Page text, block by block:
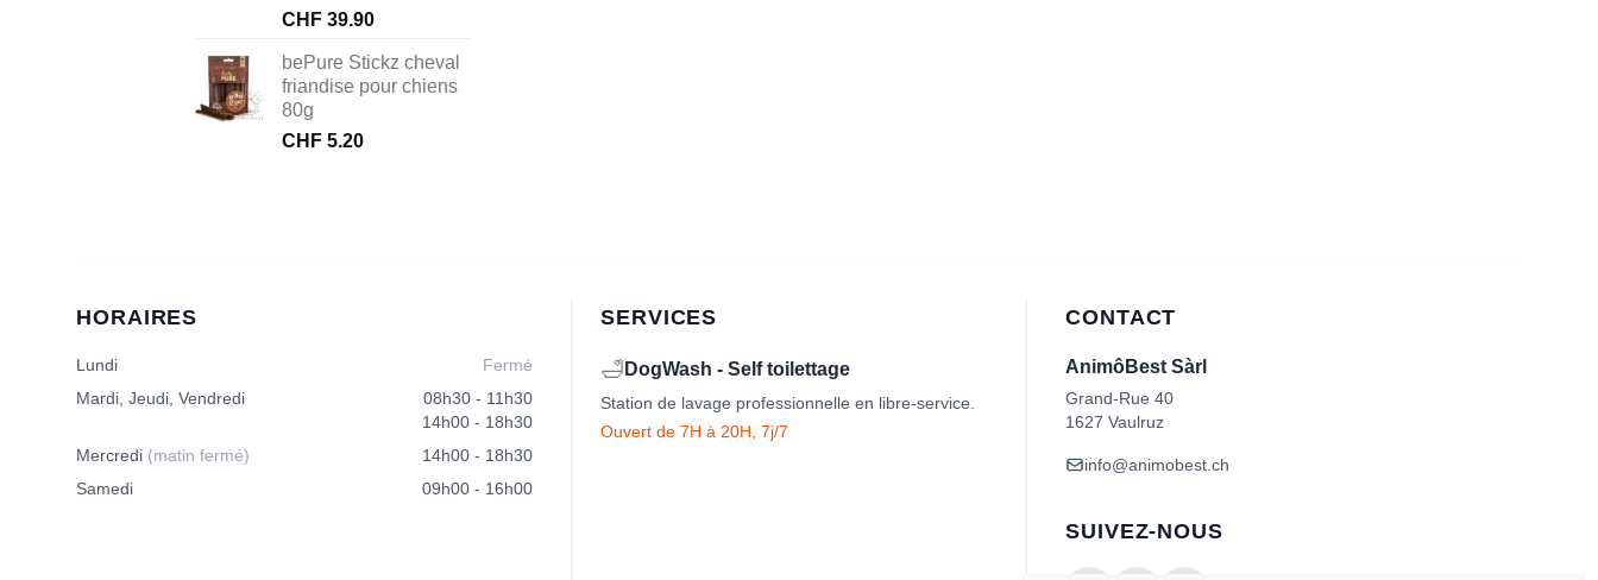
CHF 39.90
bePure Stickz cheval
friandise pour chiens
80g
CHF 5.20
HORAIRES
Lundi
Fermé
Mardi, Jeudi, Vendredi
08h30 - 11h30
14h00 - 18h30
Mercredi (matin fermé)
14h00 - 18h30
Samedi
09h00 - 16h00
SERVICES
🛁 DogWash - Self toilettage
Station de lavage professionnelle en libre-service.
Ouvert de 7H à 20H, 7j/7
CONTACT
AnimôBest Sàrl
Grand-Rue 40
1627 Vaulruz
info@animobest.ch
SUIVEZ-NOUS